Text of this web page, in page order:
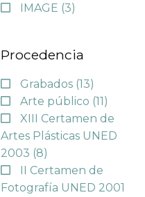
IMAGE (3)
Procedencia
Grabados (13)
Arte público (11)
XIII Certamen de
Artes Plásticas UNED
2003 (8)
II Certamen de
Fotografía UNED 2001